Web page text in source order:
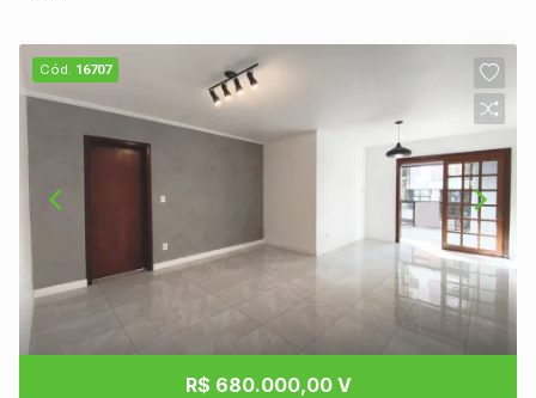
Cód. 16707
R$ 680.000,00 V